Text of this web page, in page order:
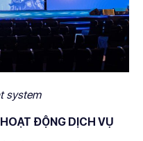
system
ĐỘNG DỊCH VỤ